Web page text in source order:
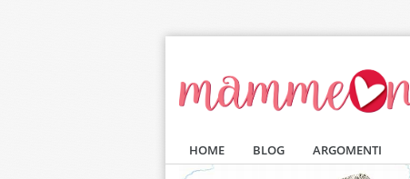
HOME BLOG ARGOMENTI